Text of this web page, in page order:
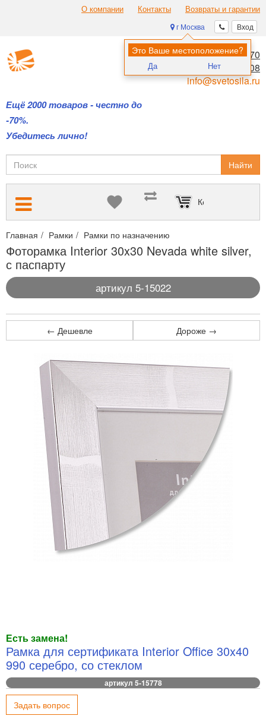
О компании Контакты Возвраты и гарантии
Вход
г Москва
Это Ваше местоположение?
Да Нет
Ещё 2000 товаров - честно до
-70%.
Убедитесь лично!
8 (495) 970-00-70
8 (800) 700-11-08
info@svetosila.ru
Найти
Корзина пуста
Главная Рамки Рамки по назначению
Фоторамка Interior 30x30 Nevada white silver,
с паспарту
артикул 5-15022
← Дешевле Дороже →
Есть замена!
Рамка для сертификата Interior Office 30x40
990 серебро, со стеклом
артикул 5-15778
Задать вопрос